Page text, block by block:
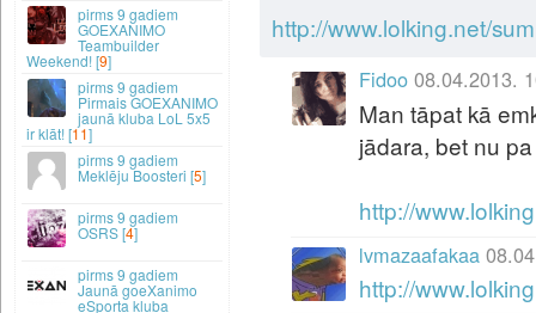
http://www.lolking.net/
Fidoo 08.04.2013.
Man tāpat kā
jādara, bet nu
http://
lvmazaafakaa
http://
9 gadiem
GOEXANIMO
Teambuilder
Weekend! [9]
9 gadiem
Pirmais GOEXANIMO
jaunā kluba LoL 5x5
ir klāt! [11]
9 gadiem
Meklēju Boosteri [5]
9 gadiem
OSRS [4]
9 gadiem
Jaunā goeXanimo
eSporta kluba